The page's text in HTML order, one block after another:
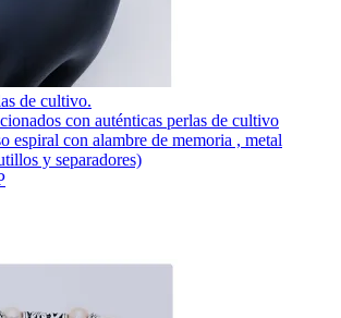
de cultivo.
con auténticas perlas de cultivo
espiral con alambre de memoria , metal
y separadores)